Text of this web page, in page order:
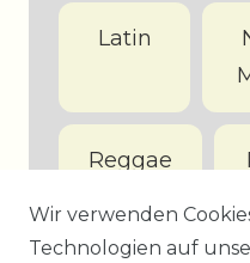
Latin
Reggae
Wir verwenden
Technologien auf